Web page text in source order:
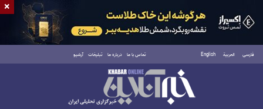
فارسی العربية English تماس با ما درباره ما تبلیغات آرشیو
شنبه ۱۷ مرداد ۱۴۰۵
×